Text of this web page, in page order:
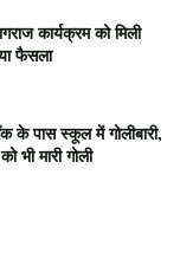
कार्यक्रम को मिली
फैसला
पास स्कूल में गोलीबारी,
भी मारी गोली